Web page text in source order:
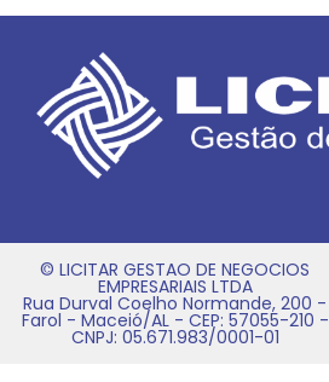
© LICITAR GESTAO DE NEGOCIOS
EMPRESARIAIS LTDA
Rua Durval Coelho Normande, 200 -
Farol - Maceió/AL - CEP: 57055-210 -
CNPJ: 05.671.983/0001-01